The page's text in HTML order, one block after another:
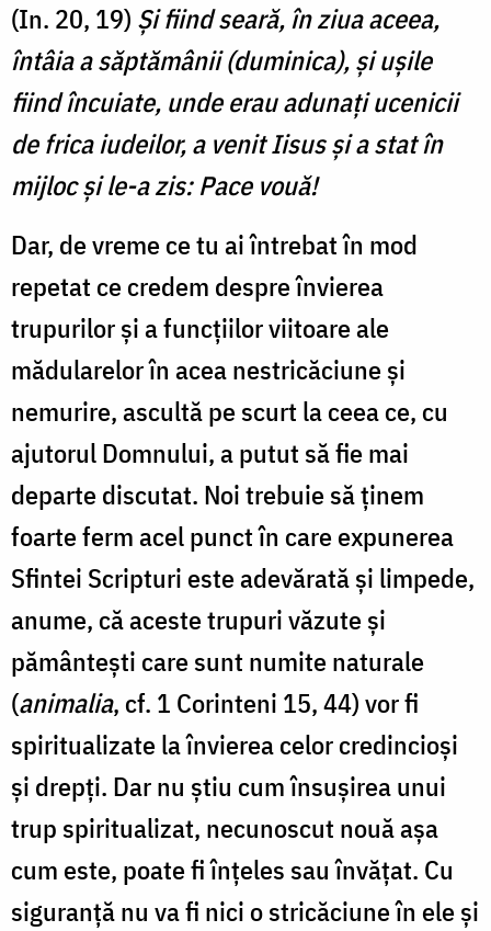
(In. 20, 19) Şi fiind seară, în ziua aceea,
întâia a săptămânii (duminica), şi uşile
fiind încuiate, unde erau adunaţi ucenicii
de frica iudeilor, a venit Iisus şi a stat în
mijloc şi le-a zis: Pace vouă!
Dar, de vreme ce tu ai întrebat în mod
repetat ce credem despre învierea
trupurilor şi a funcţiilor viitoare ale
mădularelor în acea nestricăciune şi
nemurire, ascultă pe scurt la ceea ce, cu
ajutorul Domnului, a putut să fie mai
departe discutat. Noi trebuie să ţinem
foarte ferm acel punct în care expunerea
Sfintei Scripturi este adevărată şi limpede,
anume, că aceste trupuri văzute şi
pământeşti care sunt numite naturale
(animalia, cf. 1 Corinteni 15, 44) vor fi
spiritualizate la învierea celor credincioşi
şi drepţi. Dar nu ştiu cum însuşirea unui
trup spiritualizat, necunoscut nouă aşa
cum este, poate fi înţeles sau învăţat. Cu
siguranţă nu va fi nici o stricăciune în ele şi